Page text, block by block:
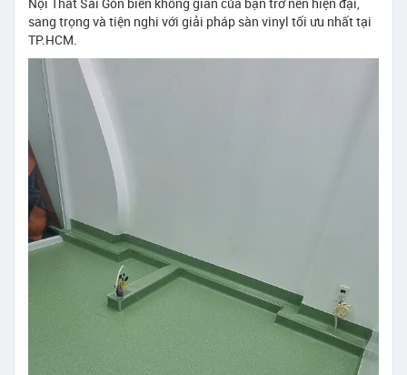
sang trọng và tiện nghi với giải pháp sàn vinyl tối ưu nhất tại
TP.HCM.